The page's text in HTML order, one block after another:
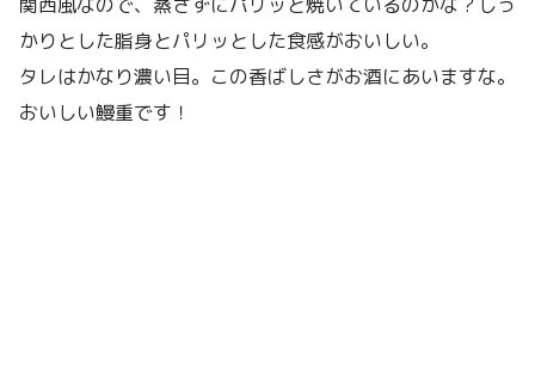
かりとした脂身とパリッとした食感がおいしい。
タレはかなり濃い目。この香ばしさがお酒にあいますな。
おいしい鰻重です！